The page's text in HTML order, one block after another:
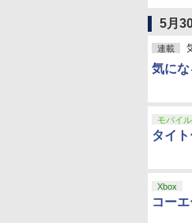
5月
連載
気に
モバイル
タイ
Xbox
コー